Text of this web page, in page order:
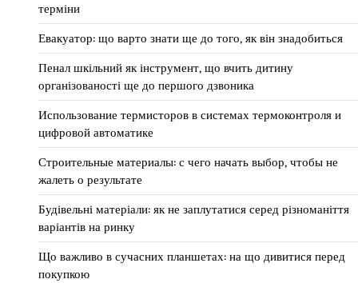
терміни
Евакуатор: що варто знати ще до того, як він знадобиться
Пенал шкільний як інструмент, що вчить дитину
організованості ще до першого дзвоника
Использование термисторов в системах термоконтроля и
цифровой автоматике
Строительные материалы: с чего начать выбор, чтобы не
жалеть о результате
Будівельні матеріали: як не заплутатися серед різноманіття
варіантів на ринку
Що важливо в сучасних планшетах: на що дивитися перед
покупкою